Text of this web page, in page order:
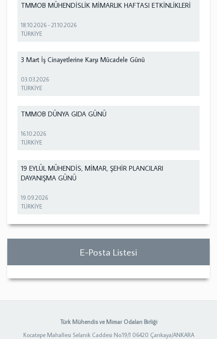
TMMOB MÜHENDİSLİK MİMARLIK HAFTASI ETKİNLİKLERİ
18.10.2026 -21.10.2026
TÜRKİYE
3 Mart İş Cinayetlerine Karşı Mücadele Günü
03.03.2026
TÜRKİYE
TMMOB DÜNYA GIDA GÜNÜ
16.10.2026
TÜRKİYE
19 EYLÜL MÜHENDİS, MİMAR, ŞEHİR PLANCILARI
DAYANIŞMA GÜNÜ
19.09.2026
TÜRKİYE
E-Posta Listesi
Türk Mühendis ve Mimar Odaları Birliği
Kocatepe Mahallesi Selanik Caddesi No:19/1 06420 Çankaya/ANKARA